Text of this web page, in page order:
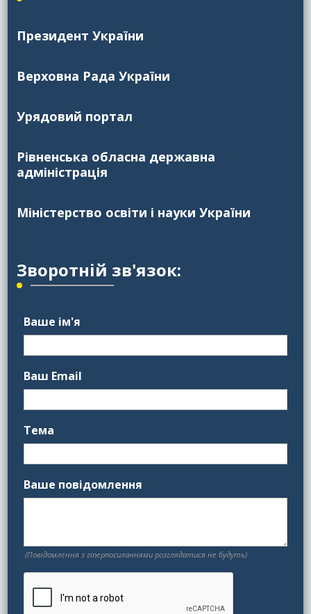
Президент України
Верховна Рада України
Урядовий портал
Рівненська обласна державна
адміністрація
Міністерство освіти і науки України
Зворотній зв'язок:
Ваше ім'я
Ваш Email
Тема
Ваше повідомлення
(Повідомлення з гіперпосиланнями розглядатися не будуть)